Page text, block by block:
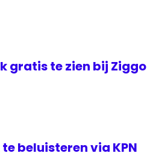
gratis te zien bij Ziggo
beluisteren via KPN